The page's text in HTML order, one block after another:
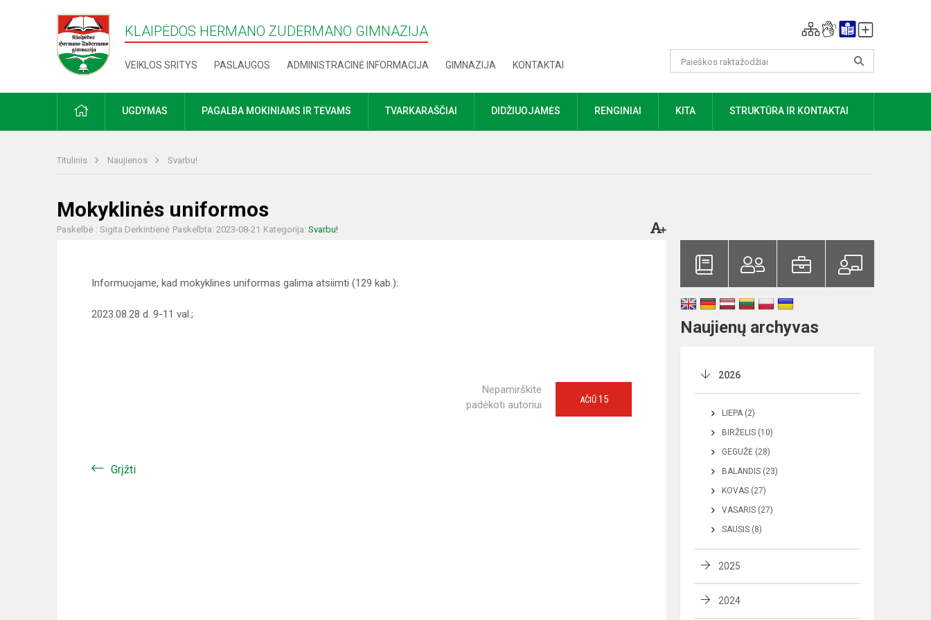
KLAIPĖDOS HERMANO ZUDERMANO GIMNAZIJA
VEIKLOS SRITYS PASLAUGOS ADMINISTRACINĖ INFORMACIJA GIMNAZIJA KONTAKTAI
PRADŽIAUGDYMAS PAGALBA MOKINIAMS IR TĖVAMS TVARKARAŠČIAI DIDŽIUOJAMĖS RENGINIAI KITA STRUKTŪRA IR KONTAKTAI
Titulinis Naujienos Svarbu!
Mokyklinės uniformos
Paskelbė : Sigita Derkintienė Paskelbta: 2023-08-21 Kategorija: Svarbu!
Informuojame, kad mokyklines uniformas galima atsiimti (129 kab.):
2023.08.28 d. 9-11 val.;
Nepamirškite
padėkoti autoriui
AČIŪ 15
Grįžti
Naujienų archyvas
2026
LIEPA (2)
BIRŽELIS (10)
GEGUŽĖ (28)
BALANDIS (23)
KOVAS (27)
VASARIS (27)
SAUSIS (8)
2025
2024